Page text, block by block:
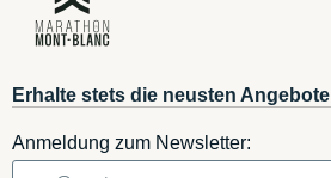
Erhalte stets die neusten Angebote
Anmeldung zum Newsletter: